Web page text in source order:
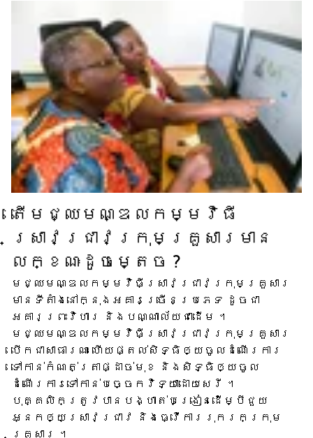
តើ​មជ្ឈមណ្ឌល​កម្មវិធី​
ស្រាវជ្រាវ​ក្រុមគ្រួសារ​មាន​
លក្ខណៈ​ដូចម្តេច ?
មជ្ឈមណ្ឌល​កម្មវិធី​ស្រាវជ្រាវ​ក្រុមគ្រួសារ​
មាន​ទីតាំង​នៅក្នុង​អគារ​ច្រើន​ប្រភេទ ដូចជា​
អគារ​ព្រះវិហារ និង​បណ្ណាល័យ​ជាដើម ។
មជ្ឈមណ្ឌល​កម្មវិធី​ស្រាវជ្រាវ​ក្រុមគ្រួសារ​
បើក​ជា​សាធារណៈ ហើយ​ផ្តល់​សិទ្ធិ​ឲ្យ​ចូល​ដំណើរការ​
ទៅកាន់​កំណត់ត្រា​ផ្ដាច់មុខ និង​សិទ្ធិ​ឲ្យ​ចូល​
ដំណើរការ​ទៅ​កាន់​បច្ចេកវិទ្យា​ដោយសេរី ។
បុគ្គលិក​ត្រូវ​បាន​បង្ហាត់​បង្រៀន​ដើម្បី​ជួយ​
អ្នក​ឲ្យ​ស្រាវជ្រាវ និង​ធ្វើការ​រុករក​ក្រុម
គ្រួសារ ។